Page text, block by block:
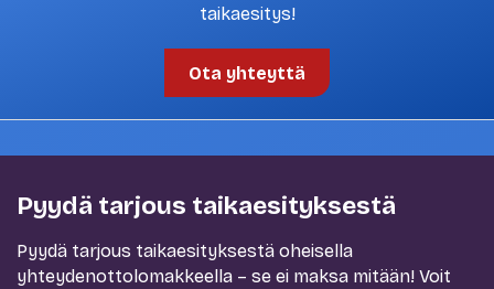
taikaesitys!
Ota yhteyttä
Pyydä tarjous taikaesityksestä
Pyydä tarjous taikaesityksestä oheisella
yhteydenottolomakkeella – se ei maksa mitään! Voit